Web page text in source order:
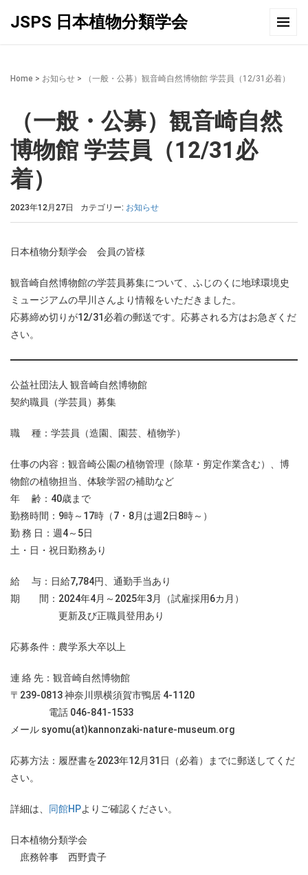
JSPS 日本植物分類学会
Home > お知らせ > （一般・公募）観音崎自然博物館 学芸員（12/31必着）
（一般・公募）観音崎自然
博物館 学芸員（12/31必
着）
2023年12月27日 カテゴリー: お知らせ
日本植物分類学会 会員の皆様
観音崎自然博物館の学芸員募集について、ふじのくに地球環境史
ミュージアムの早川さんより情報をいただきました。
応募締め切りが12/31必着の郵送です。応募される方はお急ぎくだ
さい。
公益社団法人 観音崎自然博物館
契約職員（学芸員）募集
職 種：学芸員（造園、園芸、植物学）
仕事の内容：観音崎公園の植物管理（除草・剪定作業含む）、博
物館の植物担当、体験学習の補助など
年 齢：40歳まで
勤務時間：9時～17時（7・8月は週2日8時～）
勤 務 日：週4～5日
土・日・祝日勤務あり
給 与：日給7,784円、通勤手当あり
期 間：2024年4月～2025年3月（試雇採用6カ月）
更新及び正職員登用あり
応募条件：農学系大卒以上
連 絡 先：観音崎自然博物館
〒239-0813 神奈川県横須賀市鴨居 4-1120
電話 046-841-1533
メール syomu(at)kannonzaki-nature-museum.org
応募方法：履歴書を2023年12月31日（必着）までに郵送してくだ
さい。
詳細は、 同館HPよりご確認ください。
日本植物分類学会
庶務幹事 西野貴子